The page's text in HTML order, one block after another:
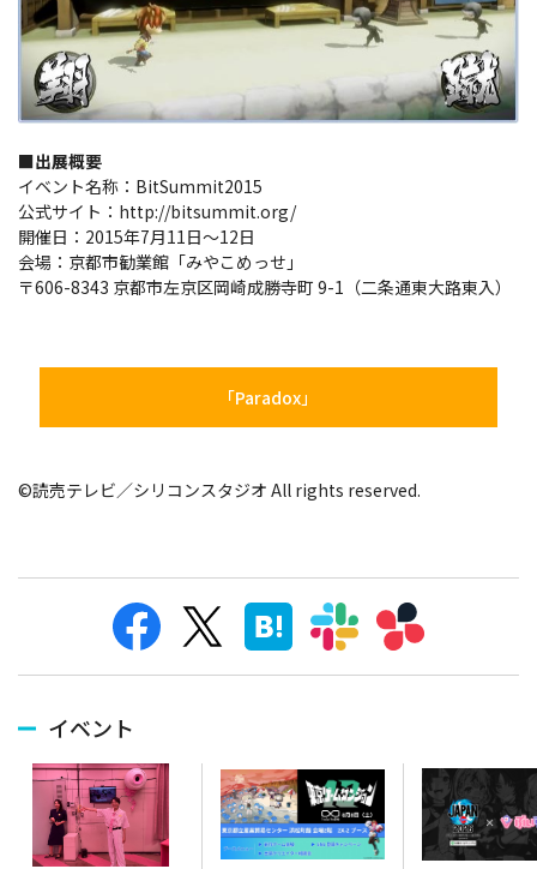
■出展概要
イベント名称：BitSummit2015
公式サイト：http://bitsummit.org/
開催日：2015年7月11日～12日
会場：京都市勧業館「みやこめっせ」
〒606-8343 京都市左京区岡崎成勝寺町 9-1（二条通東大路東入）
「Paradox」
©読売テレビ／シリコンスタジオ All rights reserved.
イベント